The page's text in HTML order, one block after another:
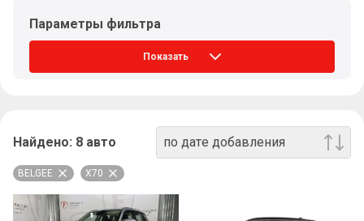
Параметры фильтра
Показать
Найдено: 8 авто по дате добавления
BELGEE X70